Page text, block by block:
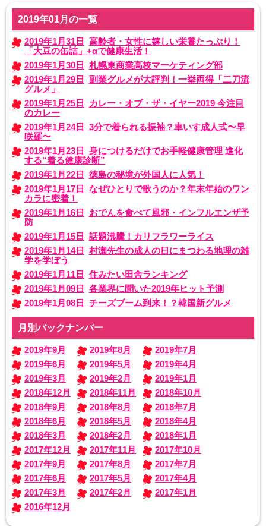
2019年01月の一覧
2019年1月31日
高齢者・女性に嬉しい栄養たっぷり！
「大豆の缶詰」+αで健康生活！
2019年1月30日
札幌東商業高校マーケティング部
2019年1月29日
副業グルメが大評判！一挙両得「二刀流
グルメ」
2019年1月25日
カレー・オブ・ザ・イヤー2019 今注目
のカレー
2019年1月24日
3分で着られる振袖？車いす成人式〜早
咲羅〜
2019年1月23日
身につけるだけでお手軽健康管理 進化
する“着る健康診断”
2019年1月22日
徳島の秘境が外国人に人気！
2019年1月17日
なぜひとりで歌うのか？年末年始のワン
カラに密着！
2019年1月16日
おでんを食べて風邪・インフルエンザ予
防
2019年1月15日
話題沸騰！カリフラワーライス
2019年1月14日
村瀬先生の成人の日にまつわる地理の雑
学を学ぼう
2019年1月11日
住みたい田舎ランキング
2019年1月09日
各業界に聞いた2019年ヒット予測
2019年1月08日
チーズブーム到来！？韓国新グルメ
月別バックナンバー
2019年9月 2019年8月
2019年7月
2019年6月
2019年5月
2019年4月
2019年3月
2019年2月
2019年1月
2018年12月
2018年11月
2018年10月
2018年9月
2018年8月
2018年7月
2018年6月
2018年5月
2018年4月
2018年3月
2018年2月
2018年1月
2017年12月
2017年11月
2017年10月
2017年9月
2017年8月
2017年7月
2017年6月
2017年5月
2017年4月
2017年3月
2017年2月
2017年1月
2016年12月